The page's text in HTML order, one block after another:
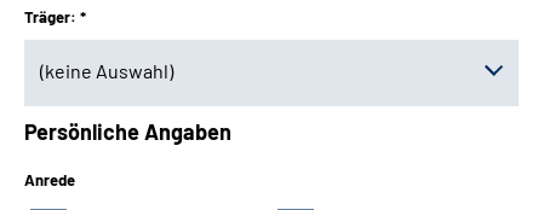
Träger: *
(keine Auswahl)
(keine Auswahl)
Baden-Württemberg
Persönliche Angaben
Anrede